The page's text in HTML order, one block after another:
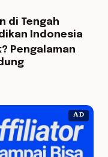
di Tengah
Indonesia
Pengalaman
AD